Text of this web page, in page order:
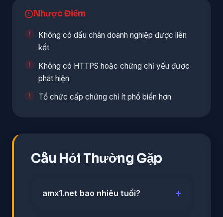
Nhược Điểm
Không có dấu chân doanh nghiệp được liên
kết
Không có HTTPS hoặc chứng chỉ yếu được
phát hiện
Tổ chức cấp chứng chỉ ít phổ biến hơn
Câu Hỏi Thường Gặp
amx1.net bao nhiêu tuổi?